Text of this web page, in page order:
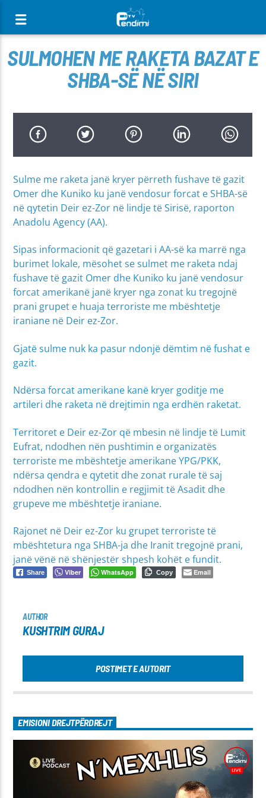
SULMOHEN ME RAKETA BAZAT E
SHBA-SË NË SIRI
Sulme me raketa janë kryer përreth fushave të gazit
Omer dhe Kuniko ku janë vendosur forcat e SHBA-së
në qytetin Deir ez-Zor në lindje të Sirisë, raporton
Anadolu Agency (AA).
Sipas informacionit që gazetari i AA-së ka marrë nga
burimet lokale, mësohet se sulmet me raketa ndaj
fushave të gazit Omer dhe Kuniko ku janë vendosur
forcat amerikanë janë kryer nga zonat ku tregojnë
prani grupet e huaja terroriste me mbështetje
iraniane në Deir ez-Zor.
Gjatë sulme nuk ka pasur ndonjë dëmtim në fushat e
gazit.
Ndërsa forcat amerikane kanë kryer goditje me
artileri dhe raketa në drejtimin nga erdhën raketat.
Territoret e Deir ez-Zor që mbesin në lindje të Lumit
Eufrat, ndodhen nën pushtimin e organizatës
terroriste me mbështetje amerikane YPG/PKK,
ndërsa qendra e qytetit dhe zonat rurale të saj
ndodhen nën kontrollin e regjimit të Asadit dhe
grupeve me mbështetje iraniane.
Rajonet në Deir ez-Zor ku grupet terroriste të
mbështetura nga SHBA-ja dhe Iranit tregojnë prani,
janë vënë në shënjestër shpesh kohët e fundit.
Share Viber WhatsApp Copy Email
AUTHOR
KUSHTRIM GURAJ
POSTIMET E AUTORIT
EMISIONI DREJTPËRDREJT